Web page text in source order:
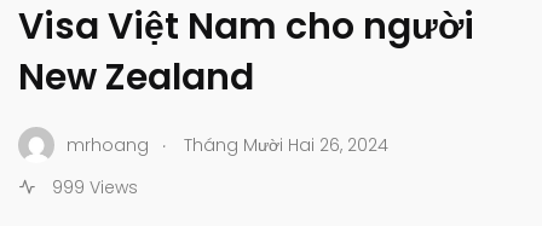
Visa Việt Nam cho người
New Zealand
mrhoang .
Tháng Mười Hai 26, 2024
999 Views